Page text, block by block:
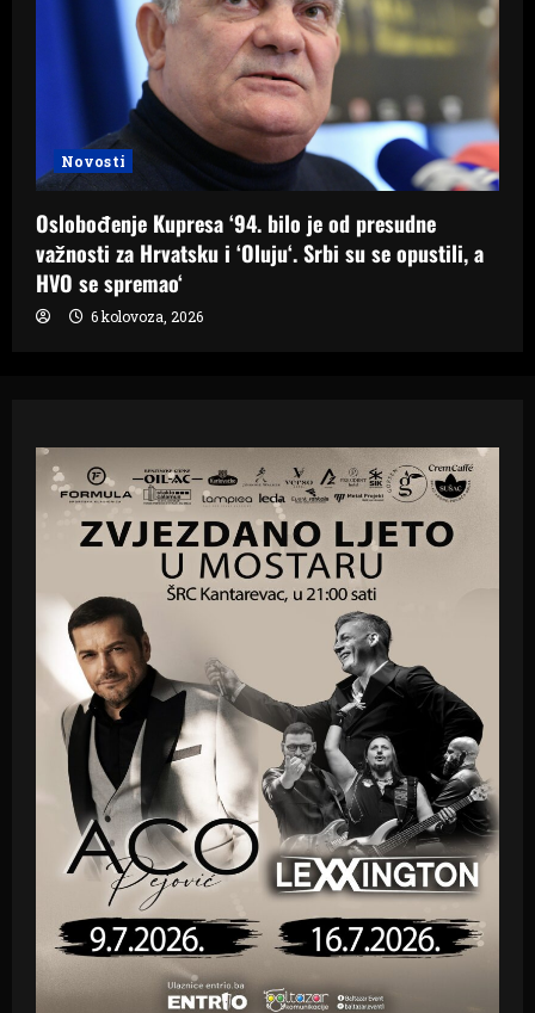
Novosti
Oslobođenje Kupresa ‘94. bilo je od presudne
važnosti za Hrvatsku i ‘Oluju‘. Srbi su se opustili, a
HVO se spremao‘
6 kolovoza, 2026